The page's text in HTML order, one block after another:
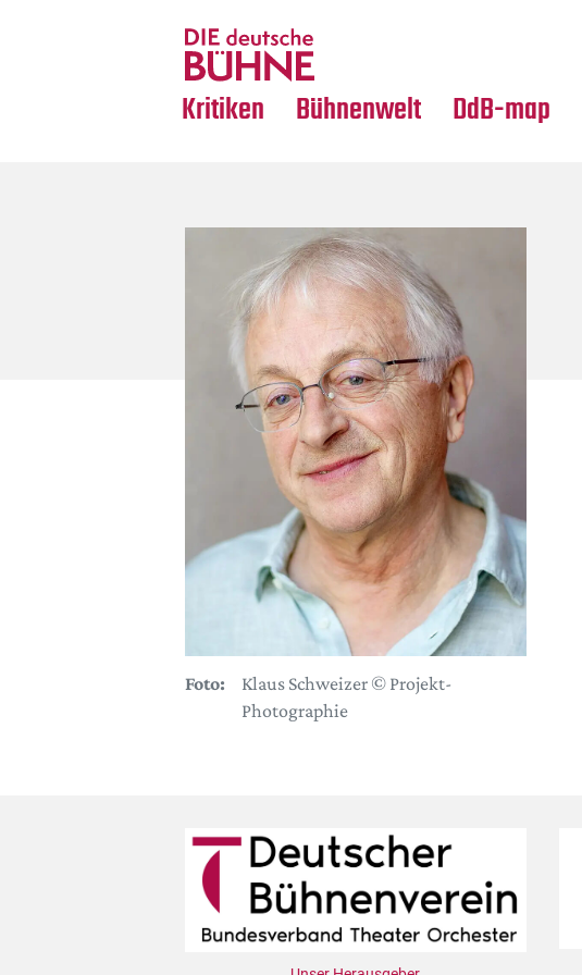
Kritiken
Crossover
Bühnenwelt
Medientipps
DdB-map
Foto:
Klaus Schweizer © Projekt-
Photographie